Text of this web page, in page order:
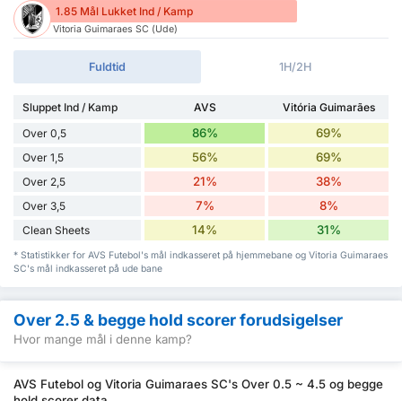
1.85 Mål Lukket Ind / Kamp
Vitoria Guimaraes SC (Ude)
Fuldtid 1H/2H
Sluppet Ind / Kamp AVS
Vitória Guimarães
Over 0,5
86% 69%
Over 1,5 56% 69%
Over 2,5 21% 38%
Over 3,5 7% 8%
Clean Sheets 14% 31%
* Statistikker for AVS Futebol's mål indkasseret på hjemmebane og Vitoria Guimaraes
SC's mål indkasseret på ude bane
Over 2.5 & begge hold scorer forudsigelser
Hvor mange mål i denne kamp?
AVS Futebol og Vitoria Guimaraes SC's Over 0.5 ~ 4.5 og begge